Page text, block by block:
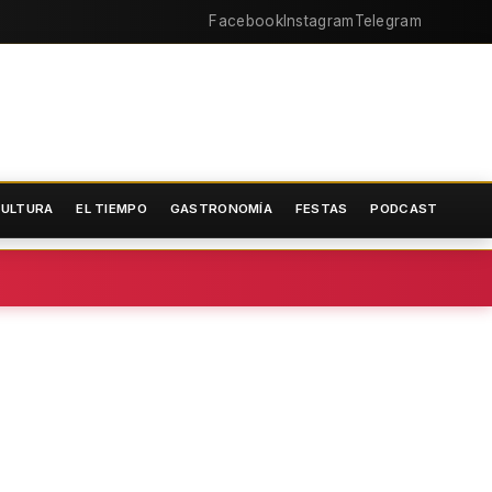
FacebookInstagramTelegram
EL TIEMPO GASTRONOMÍA FESTAS PODCAST